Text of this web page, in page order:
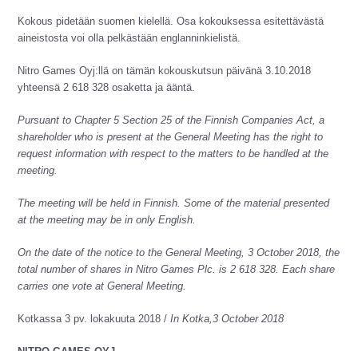
Kokous pidetään suomen kielellä. Osa kokouksessa esitettävästä
aineistosta voi olla pelkästään englanninkielistä.
Nitro Games Oyj:llä on tämän kokouskutsun päivänä 3.10.2018
yhteensä 2 618 328 osaketta ja ääntä.
Pursuant to Chapter 5 Section 25 of the Finnish Companies Act, a
shareholder who is present at the General Meeting has the right to
request information with respect to the matters to be handled at the
meeting.
The meeting will be held in Finnish. Some of the material presented
at the meeting may be in only English.
On the date of the notice to the General Meeting, 3 October 2018, the
total number of shares in Nitro Games Plc. is 2 618 328. Each share
carries one vote at General Meeting.
Kotkassa 3 pv. lokakuuta 2018 /In Kotka,3 October 2018